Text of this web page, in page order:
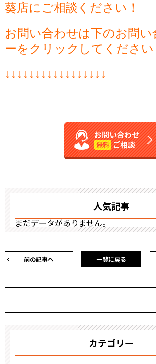
葵店にご相談ください！
お問い合わせは下のお問い
ーをクリックしてください
↓↓↓↓↓↓↓↓↓↓↓↓↓↓↓↓↓
お問い合わせ
無料 ご相談
人気記事
まだデータがありません。
前の記事へ 一覧に戻る
カテゴリー